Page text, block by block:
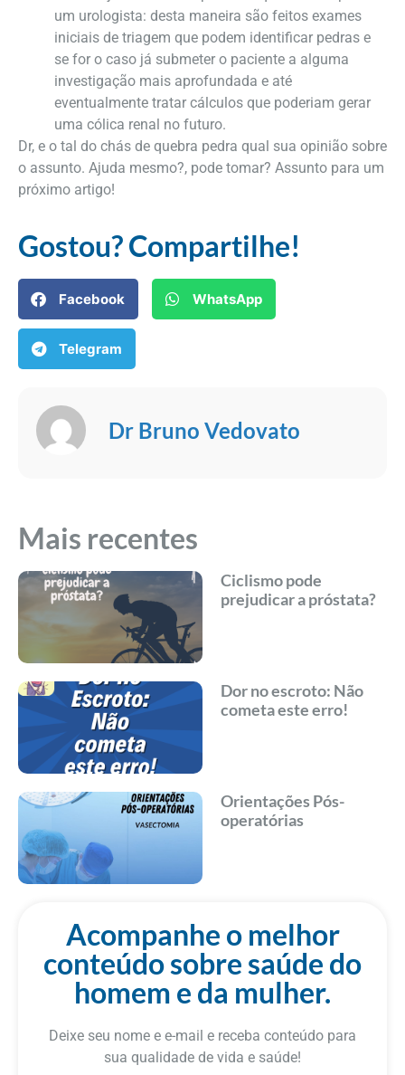
um urologista: desta maneira são feitos exames
iniciais de triagem que podem identificar pedras e
se for o caso já submeter o paciente a alguma
investigação mais aprofundada e até
eventualmente tratar cálculos que poderiam gerar
uma cólica renal no futuro.
Dr, e o tal do chás de quebra pedra qual sua opinião sobre
o assunto. Ajuda mesmo?, pode tomar? Assunto para um
próximo artigo!
Gostou? Compartilhe!
Facebook WhatsApp
Telegram
Dr Bruno Vedovato
Mais recentes
Ciclismo pode
prejudicar a próstata?
Dor no escroto: Não
cometa este erro!
Orientações Pós-
operatórias
Acompanhe o melhor
conteúdo sobre saúde do
homem e da mulher.
Deixe seu nome e e-mail e receba conteúdo para
sua qualidade de vida e saúde!